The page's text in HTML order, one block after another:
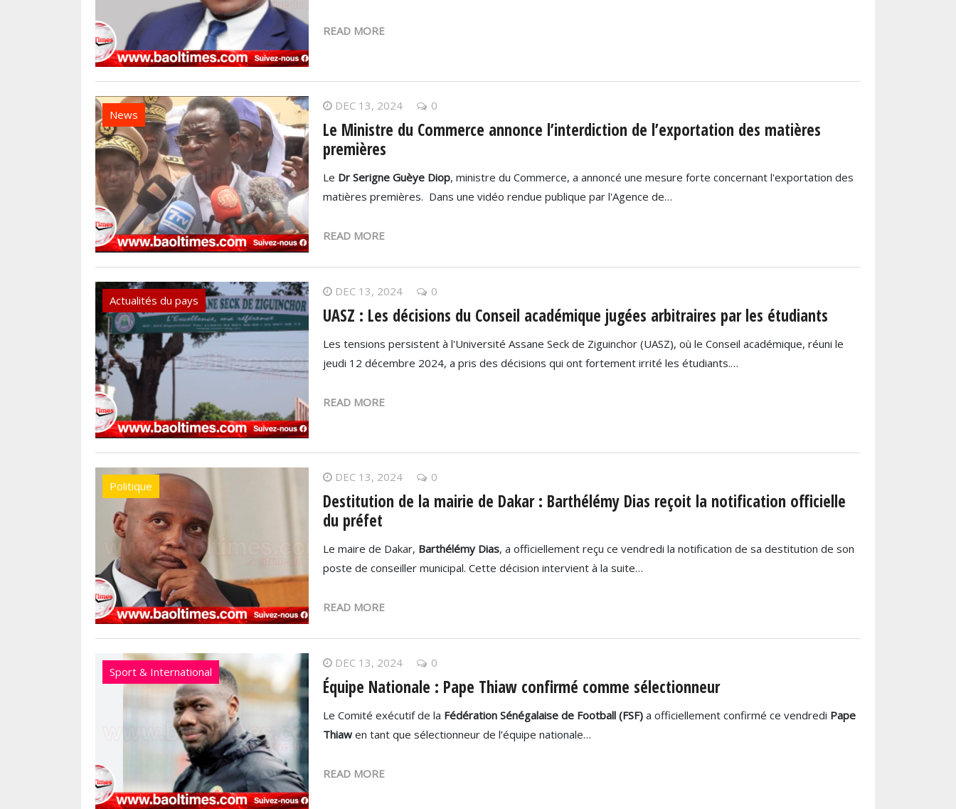
READ MORE
News
DEC 13, 2024 0
Le Ministre du Commerce annonce l’interdiction de l’exportation des matières
premières
Le Dr Serigne Guèye Diop, ministre du Commerce, a annoncé une mesure forte concernant l'exportation des
matières premières. Dans une vidéo rendue publique par l'Agence de…
READ MORE
Actualités du pays
DEC 13, 2024 0
UASZ : Les décisions du Conseil académique jugées arbitraires par les étudiants
Les tensions persistent à l'Université Assane Seck de Ziguinchor (UASZ), où le Conseil académique, réuni le
jeudi 12 décembre 2024, a pris des décisions qui ont fortement irrité les étudiants.…
READ MORE
Politique
DEC 13, 2024 0
Destitution de la mairie de Dakar : Barthélémy Dias reçoit la notification officielle
du préfet
Le maire de Dakar, Barthélémy Dias, a officiellement reçu ce vendredi la notification de sa destitution de son
poste de conseiller municipal. Cette décision intervient à la suite…
READ MORE
Sport & International
DEC 13, 2024 0
Équipe Nationale : Pape Thiaw confirmé comme sélectionneur
Le Comité exécutif de la Fédération Sénégalaise de Football (FSF) a officiellement confirmé ce vendredi Pape
Thiaw en tant que sélectionneur de l’équipe nationale…
READ MORE